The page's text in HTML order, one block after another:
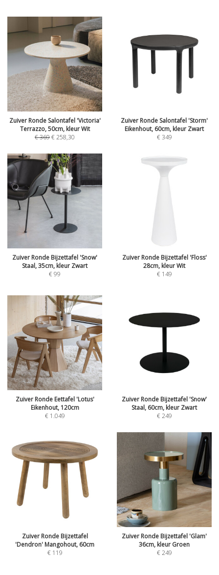
Zuiver Ronde Salontafel 'Victoria'
Terrazzo, 50cm, kleur Wit
€369€258,30
Zuiver Ronde Salontafel 'Storm'
Eikenhout, 60cm, kleur Zwart
€349
Zuiver Ronde Bijzettafel 'Snow'
Staal, 35cm, kleur Zwart
€99
Zuiver Ronde Bijzettafel 'Floss'
28cm, kleur Wit
€ 149
Zuiver Ronde Eettafel 'Lotus'
Eikenhout, 120cm
€ 1.049
Zuiver Ronde Bijzettafel 'Snow'
Staal, 60cm, kleur Zwart
€249
Zuiver Ronde Bijzettafel
'Dendron' Mangohout, 60cm
€ 119
Zuiver Ronde Bijzettafel 'Glam'
36cm, kleur Groen
€249